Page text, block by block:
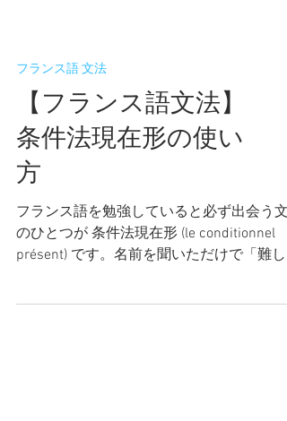
フランス語 文法
【フランス語文法】
条件法現在形の使い
方
フランス語を勉強していると必ず出会う文
présent) です。名前を聞いただけで「難し